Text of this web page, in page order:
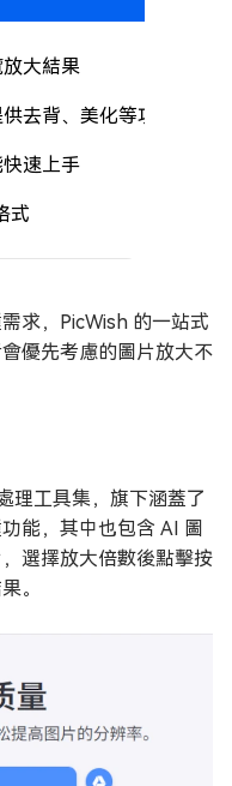
大結果
去背、美化等功能
速上手
式
求，PicWish 的一站式
優先考慮的圖片放大不
理工具集，旗下涵蓋了
能，其中也包含 AI 圖
選擇放大倍數後點擊按
。